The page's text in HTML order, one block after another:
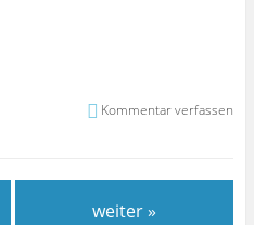
Kommentar verfassen
weiter »